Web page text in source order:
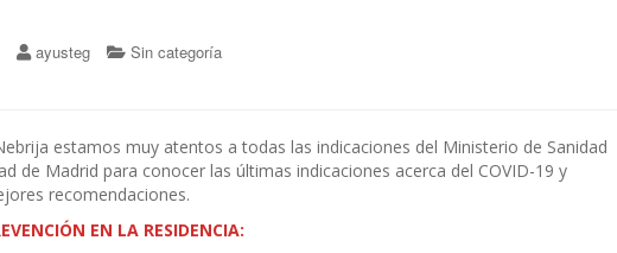
ayusteg Sin categoría
estamos muy atentos a todas las indicaciones del Ministerio de Sanidad
de Madrid para conocer las últimas indicaciones acerca del COVID-19 y
recomendaciones.
EN LA RESIDENCIA: